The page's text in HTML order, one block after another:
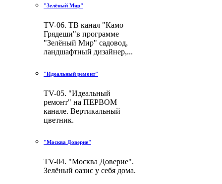
"Зелёный Мир"
TV-06. ТВ канал "Камо
Грядеши"в программе
"Зелёный Мир" садовод,
ландшафтный дизайнер,...
"Идеальный ремонт"
TV-05. "Идеальный
ремонт" на ПЕРВОМ
канале. Вертикальный
цветник.
"Москва Доверие"
TV-04. "Москва Доверие".
Зелёный оазис у себя дома.